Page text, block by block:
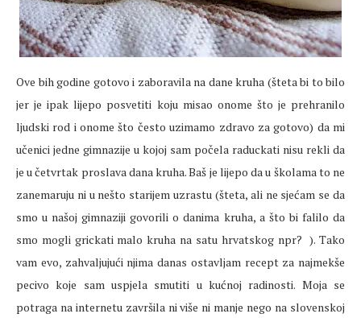
Ove bih godine gotovo i zaboravila na dane kruha (šteta bi to bilo
jer je ipak lijepo posvetiti koju misao onome što je prehranilo
ljudski rod i onome što često uzimamo zdravo za gotovo) da mi
učenici jedne gimnazije u kojoj sam počela raduckati nisu rekli da
je u četvrtak proslava dana kruha. Baš je lijepo da u školama to ne
zanemaruju ni u nešto starijem uzrastu (šteta, ali ne sjećam se da
smo u našoj gimnaziji govorili o danima kruha, a što bi falilo da
smo mogli grickati malo kruha na satu hrvatskog npr? ). Tako
vam evo, zahvaljujući njima danas ostavljam recept za najmekše
pecivo koje sam uspjela smutiti u kućnoj radinosti. Moja se
potraga na internetu završila ni više ni manje nego na slovenskoj